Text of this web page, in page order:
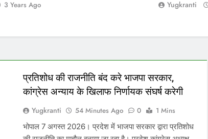
प्रतिशोध की राजनीति बंद करे भाजपा सरकार,
भोपाल 7 अगस्त 2026। प्रदेश में भाजपा सरकार द्वारा प्रतिशोध
की राजनीति का माहौल बनाया जा रहा है। प्रदेश कांग्रेस अध्यक्ष
श्री जीतू पटवारी, उनके परिजनों, सहयोगियों एवं कांग्रेस
कार्यकर्ताओं को झूठे मुकदमों, पुलिस कार्रवाई और प्रशासनिक दबाव
के माध्यम से लगातार प्रताड़ित किया जा रहा है। यह लोकतंत्र,